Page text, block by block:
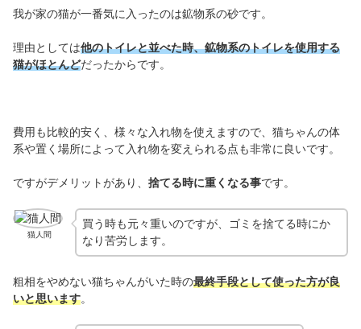
我が家の猫が一番気に入ったのは鉱物系の砂です。
理由としては他のトイレと並べた時、鉱物系のトイレを使用する
猫がほとんどだったからです。
費用も比較的安く、様々な入れ物を使えますので、猫ちゃんの体
系や置く場所によって入れ物を変えられる点も非常に良いです。
ですがデメリットがあり、 捨てる時に重くなる事です。
猫人間
買う時も元々重いのですが、ゴミを捨てる時にか
なり苦労します。
粗相をやめない猫ちゃんがいた時の最終手段として使った方が良
いと思います。